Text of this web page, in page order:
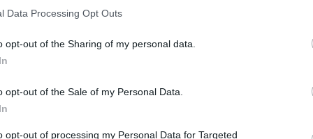
Data Processing Opt Outs
opt-out of the Sharing of my personal data.
opt-out of the Sale of my Personal Data.
opt-out of processing my Personal Data for Targeted
de gama completa y definir una licencia propia
El sistema de selección de
pondría en peligro la
terapéutica y la continuidad
tratamientos
y novedades Redacción
08/04/2025